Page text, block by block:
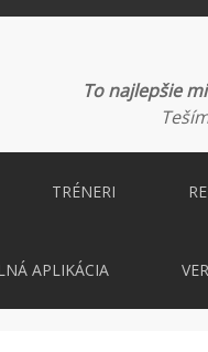
To najlepšie
TRÉNERI
APLIKÁCIA